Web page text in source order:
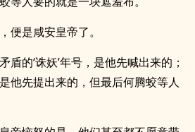
便是咸安皇帝了。
盾的‘诛妖’年号，是他先喊出来的；
他先提出来的，但最后何腾蛟等人